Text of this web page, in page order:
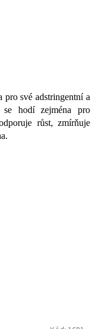
své adstringentní a
se hodí zejména pro
růst, zmírňuje